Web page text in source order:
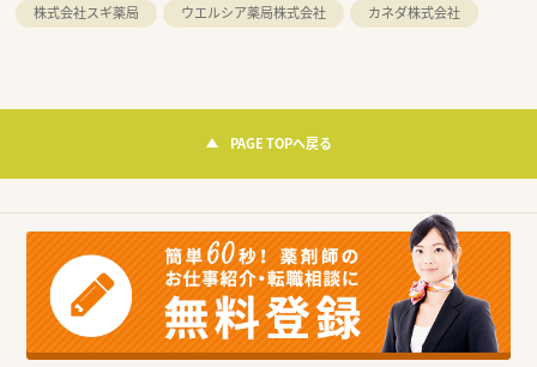
株式会社スギ薬局
ウエルシア薬局株式会社 カネダ株式会社
PAGE TOPへ戻る